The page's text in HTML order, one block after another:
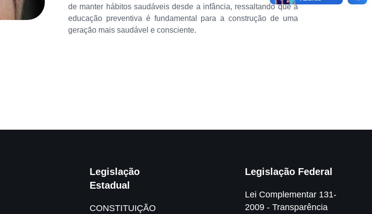
de manter hábitos saudáveis desde a infância, ressaltando que a
educação preventiva é fundamental para a construção de uma
geração mais saudável e consciente.
Legislação
Estadual
CONSTITUIÇÃO
Legislação Federal
Lei Complementar 131-
2009 - Transparência